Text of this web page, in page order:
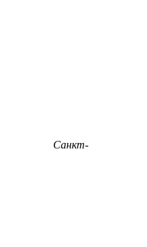
Санкт-